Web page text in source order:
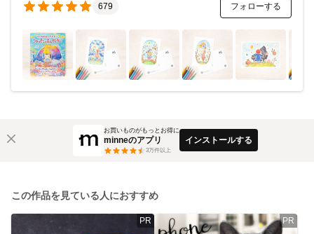
679 フォローする
お買いものがもっとお得に
minneのアプリ
3万件以上
インストールする
この作品を見ている人におすすめ
PR PR